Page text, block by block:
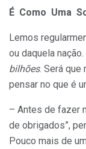
É Como Uma
Lemos
ou daquela
bilhões. Será que
pensar no que é
– Antes de fazer
de obrigados”,
Pouco mais de